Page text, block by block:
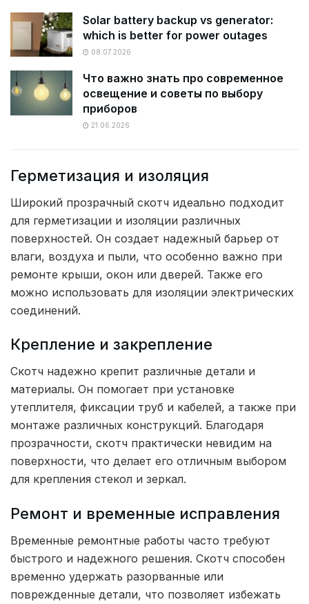
Solar battery backup vs generator:
which is better for power outages
08.07.2026
Что важно знать про современное
освещение и советы по выбору
приборов
21.06.2026
Герметизация и изоляция
Широкий прозрачный скотч идеально подходит
для герметизации и изоляции различных
поверхностей. Он создает надежный барьер от
влаги, воздуха и пыли, что особенно важно при
ремонте крыши, окон или дверей. Также его
можно использовать для изоляции электрических
соединений.
Крепление и закрепление
Скотч надежно крепит различные детали и
материалы. Он помогает при установке
утеплителя, фиксации труб и кабелей, а также при
монтаже различных конструкций. Благодаря
прозрачности, скотч практически невидим на
поверхности, что делает его отличным выбором
для крепления стекол и зеркал.
Ремонт и временные исправления
Временные ремонтные работы часто требуют
быстрого и надежного решения. Скотч способен
временно удержать разорванные или
поврежденные детали, что позволяет избежать